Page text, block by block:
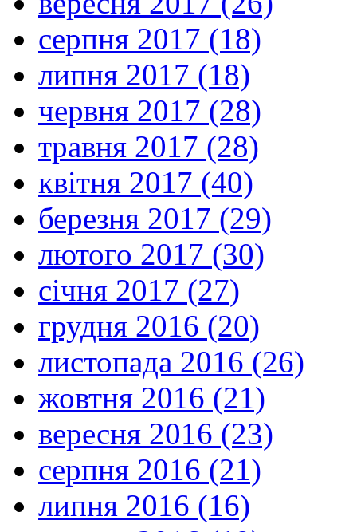
серпня 2017 (18)
липня 2017 (18)
червня 2017 (28)
травня 2017 (28)
квітня 2017 (40)
березня 2017 (29)
лютого 2017 (30)
січня 2017 (27)
грудня 2016 (20)
листопада 2016 (26)
жовтня 2016 (21)
вересня 2016 (23)
серпня 2016 (21)
липня 2016 (16)